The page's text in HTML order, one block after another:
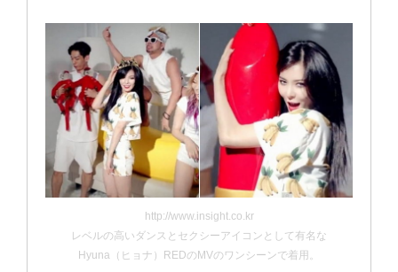
http://www.insight.co.kr
レベルの高いダンスとセクシーアイコンとして有名な
Hyuna（ヒョナ）REDのMVのワンシーンで着用。